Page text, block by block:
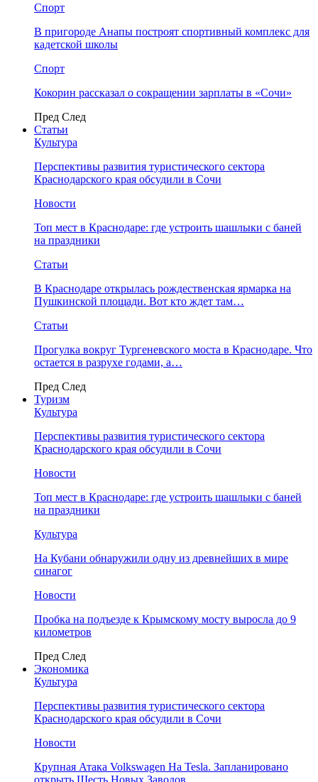
Спорт
В пригороде Анапы построят спортивный комплекс для
кадетской школы
Спорт
Кокорин рассказал о сокращении зарплаты в «Сочи»
Пред След
Статьи
Культура
Перспективы развития туристического сектора
Краснодарского края обсудили в Сочи
Новости
Топ мест в Краснодаре: где устроить шашлыки с баней
на праздники
Статьи
В Краснодаре открылась рождественская ярмарка на
Пушкинской площади. Вот кто ждет там…
Статьи
Прогулка вокруг Тургеневского моста в Краснодаре. Что
остается в разрухе годами, а…
Пред След
Туризм
Культура
Перспективы развития туристического сектора
Краснодарского края обсудили в Сочи
Новости
Топ мест в Краснодаре: где устроить шашлыки с баней
на праздники
Культура
На Кубани обнаружили одну из древнейших в мире
синагог
Новости
Пробка на подъезде к Крымскому мосту выросла до 9
километров
Пред След
Экономика
Культура
Перспективы развития туристического сектора
Краснодарского края обсудили в Сочи
Новости
Крупная Атака Volkswagen На Tesla. Запланировано
открыть Шесть Новых Заводов